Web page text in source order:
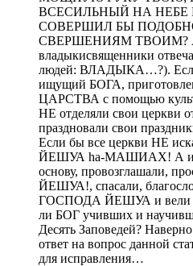
ВСЕСИЛЬНЫЙ НА НЕБЕ
СОВЕРШИЛ БЫ
СВЕРШЕНИЯМ ТВОИМ? А
владыкисвященники
людей: ВЛАДЫКА…?).
ищущий БОГА,
ЦАРСТВА с помощью
НЕ отделяли свои церкви
праздновали свои
Если бы все церкви НЕ
ЙЕШУА ha-МАШИАХ! А
основу, провозглашали,
ЙЕШУА!, спасали,
ГОСПОДА ЙЕШУА и вели
ли БОГ учивших и
Десять Заповедей?
ответ на вопрос данной
для исправления…